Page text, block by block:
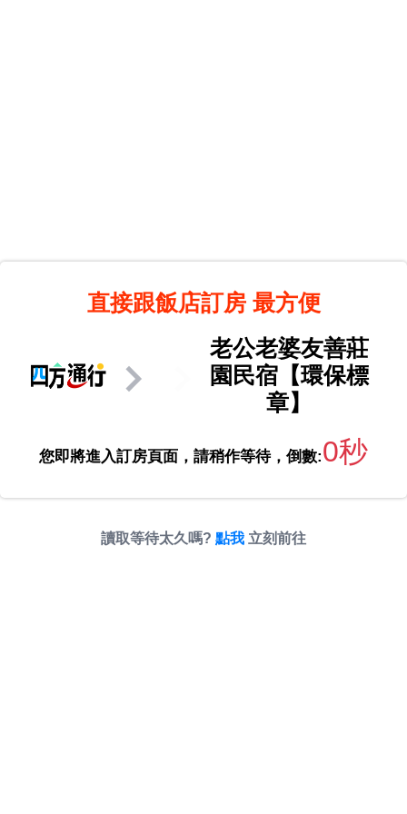
直接跟飯店訂房 最方便
老公老婆友善莊
園民宿【環保標
章】
您即將進入訂房頁面，請稍作等待，倒數:0秒
讀取等待太久嗎? 點我 立刻前往